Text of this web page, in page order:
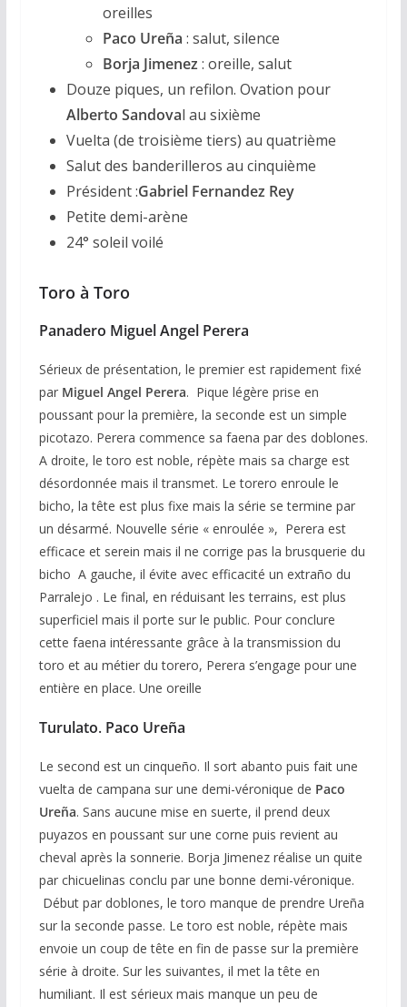
oreilles
Paco Ureña : salut, silence
Borja Jimenez : oreille, salut
Douze piques, un refilon. Ovation pour
Alberto Sandoval au sixième
Vuelta (de troisième tiers) au quatrième
Salut des banderilleros au cinquième
Président :Gabriel Fernandez Rey
Petite demi-arène
24° soleil voilé
Toro à Toro
Panadero Miguel Angel Perera
Sérieux de présentation, le premier est rapidement fixé
par Miguel Angel Perera. Pique légère prise en
poussant pour la première, la seconde est un simple
picotazo. Perera commence sa faena par des doblones.
A droite, le toro est noble, répète mais sa charge est
désordonnée mais il transmet. Le torero enroule le
bicho, la tête est plus fixe mais la série se termine par
un désarmé. Nouvelle série « enroulée », Perera est
efficace et serein mais il ne corrige pas la brusquerie du
bicho A gauche, il évite avec efficacité un extraño du
Parralejo . Le final, en réduisant les terrains, est plus
superficiel mais il porte sur le public. Pour conclure
cette faena intéressante grâce à la transmission du
toro et au métier du torero, Perera s’engage pour une
entière en place. Une oreille
Turulato. Paco Ureña
Le second est un cinqueño. Il sort abanto puis fait une
vuelta de campana sur une demi-véronique de Paco
Ureña. Sans aucune mise en suerte, il prend deux
puyazos en poussant sur une corne puis revient au
cheval après la sonnerie. Borja Jimenez réalise un quite
par chicuelinas conclu par une bonne demi-véronique.
Début par doblones, le toro manque de prendre Ureña
sur la seconde passe. Le toro est noble, répète mais
envoie un coup de tête en fin de passe sur la première
série à droite. Sur les suivantes, il met la tête en
humiliant. Il est sérieux mais manque un peu de